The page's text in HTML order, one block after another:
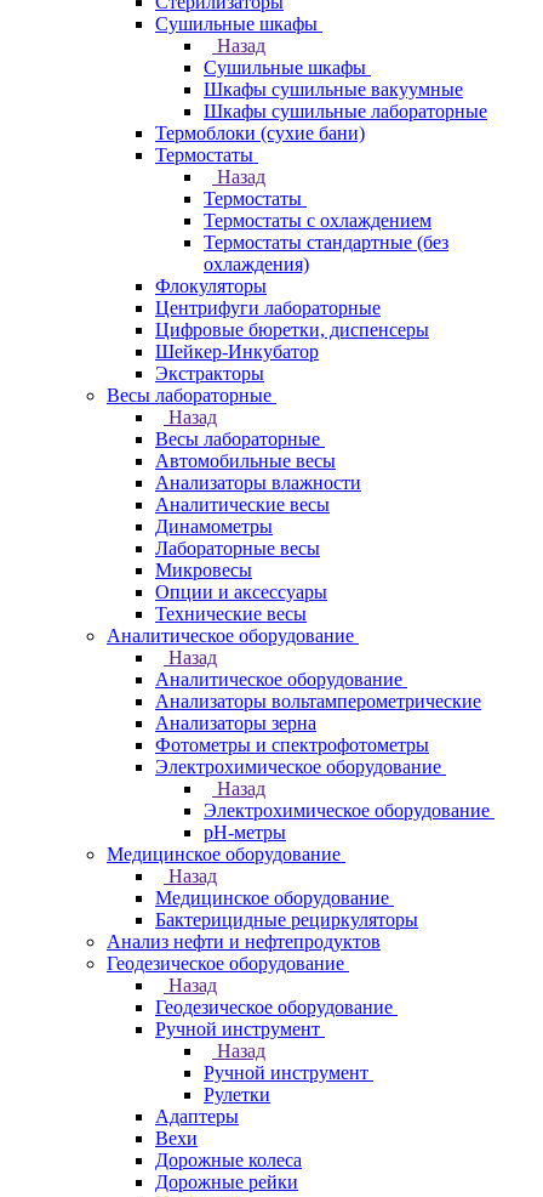
Сушильные шкафы
Назад
Сушильные шкафы
Шкафы сушильные вакуумные
Шкафы сушильные лабораторные
Термоблоки (сухие бани)
Термостаты
Назад
Термостаты
Термостаты с охлаждением
Термостаты стандартные (без
охлаждения)
Флокуляторы
Центрифуги лабораторные
Цифровые бюретки, диспенсеры
Шейкер-Инкубатор
Экстракторы
Весы лабораторные
Назад
Весы лабораторные
Автомобильные весы
Анализаторы влажности
Аналитические весы
Динамометры
Лабораторные весы
Микровесы
Опции и аксессуары
Технические весы
Аналитическое оборудование
Назад
Аналитическое оборудование
Анализаторы вольтамперометрические
Анализаторы зерна
Фотометры и спектрофотометры
Электрохимическое оборудование
Назад
Электрохимическое оборудование
pH-метры
Медицинское оборудование
Назад
Медицинское оборудование
Бактерицидные рециркуляторы
Анализ нефти и нефтепродуктов
Геодезическое оборудование
Назад
Геодезическое оборудование
Ручной инструмент
Назад
Ручной инструмент
Рулетки
Адаптеры
Вехи
Дорожные колеса
Дорожные рейки